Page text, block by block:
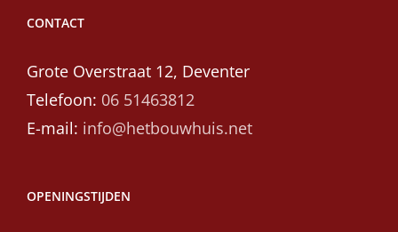
CONTACT
Grote Overstraat 12, Deventer
Telefoon: 06 51463812
E-mail: info@hetbouwhuis.net
OPENINGSTIJDEN